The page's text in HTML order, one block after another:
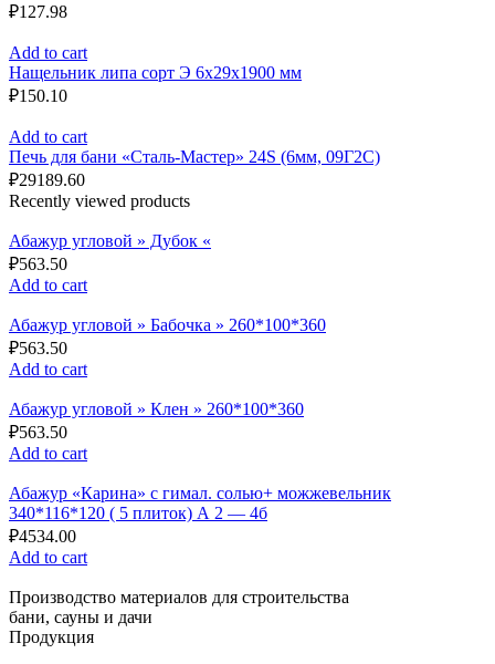
₽127.98
Add to cart
Нащельник липа сорт Э 6x29x1900 мм
₽150.10
Add to cart
Печь для бани «Сталь-Мастер» 24S (6мм, 09Г2С)
₽29189.60
Recently viewed products
Абажур угловой » Дубок «
₽563.50
Add to cart
Абажур угловой » Бабочка » 260*100*360
₽563.50
Add to cart
Абажур угловой » Клен » 260*100*360
₽563.50
Add to cart
Абажур «Карина» с гимал. солью+ можжевельник
340*116*120 ( 5 плиток) А 2 — 4б
₽4534.00
Add to cart
Производство материалов для строительства
бани, сауны и дачи
Продукция